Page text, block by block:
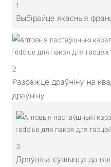
1
Выбірайце якасныя
2
Разрэжце драўніну на
драўніну
3
Драўніна сушыцца да